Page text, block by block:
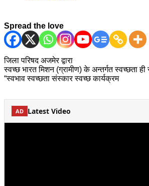
Spread the love
जिला परिषद अजमेर द्वारा
स्वच्छ भारत मिशन (ग्रामीण) के अन्तर्गत स्वच्छता
“स्वभाव स्वच्छता संस्कार स्वच्छ कार्यक्रम
AD Latest Video